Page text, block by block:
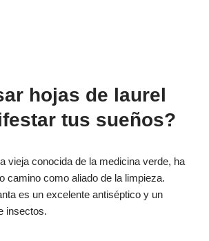
hojas de laurel
tus sueños?
vieja conocida de la medicina verde, ha
camino como aliado de la limpieza.
es un excelente antiséptico y un
insectos.